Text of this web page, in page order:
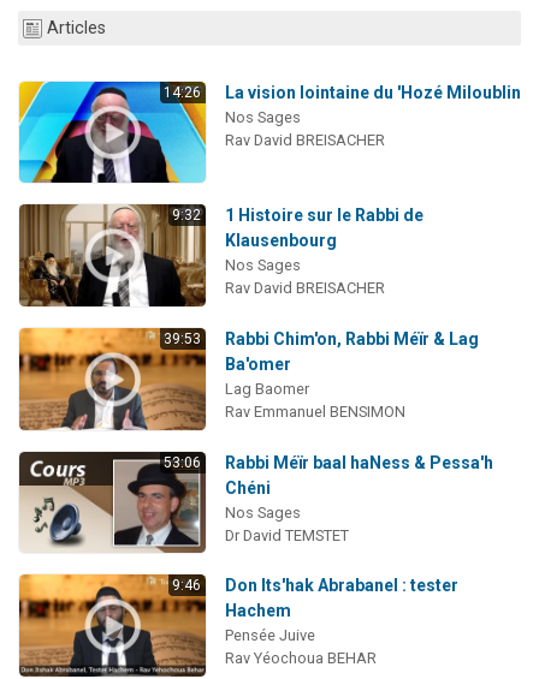
Lisbel Esther vient de donner son Maasser
3 personnes viennent de faire un don pour Événements Torah-Box
Articles
14:26 La vision lointaine du 'Hozé Miloublin
Nos Sages
Rav David BREISACHER
9:32
1 Histoire sur le Rabbi de
Klausenbourg
Nos Sages
Rav David BREISACHER
39:53
Rabbi Chim'on, Rabbi Méïr & Lag
Ba'omer
Lag Baomer
Rav Emmanuel BENSIMON
53:06
Rabbi Méïr baal haNess & Pessa'h
Chéni
Nos Sages
Dr David TEMSTET
9:46
Don Its'hak Abrabanel : tester
Hachem
Pensée Juive
Rav Yéochoua BEHAR